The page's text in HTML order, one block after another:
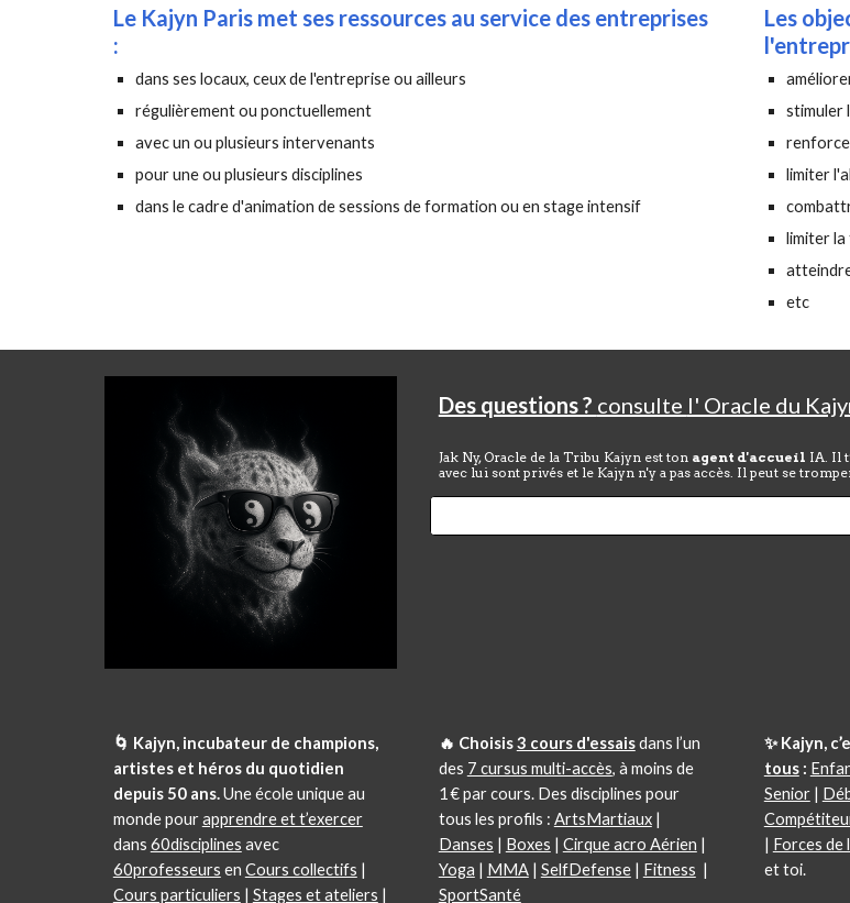
Le Kajyn Paris met ses ressources au service des entreprises
:
dans ses locaux, ceux de l'entreprise ou ailleurs
régulièrement ou ponctuellement
avec un ou plusieurs intervenants
pour une ou plusieurs disciplines
dans le cadre d'animation de sessions de formation ou en stage intensif
Les
stimuler
limiter
limiter
etc
Des questions ? consulte l' Oracle du
Jak Ny, Oracle de la Tribu Kajyn est ton agent d'accueil IA. Il
avec lui sont privés et le Kajyn n'y a pas accès. Il peut se
🌀 Kajyn, incubateur de champions,
artistes et héros du quotidien
depuis 50 ans.Une école unique au
monde pourapprendre et t’exercer
dans 60disciplines avec
60professeurs en Cours collectifs |
Cours particuliers | Stages et ateliers |
🔥 Choisis3 cours d'essaisdans l’un
des 7 cursus multi-accès, à moins de
1 € par cours. Des disciplines pour
tous les profils : ArtsMartiaux|
Danses | Boxes | Cirque acro Aérien |
Yoga | MMA| SelfDefense| Fitness |
SportSanté
✨ Kajyn,
tous:
Senior|
| Forces de
et toi.